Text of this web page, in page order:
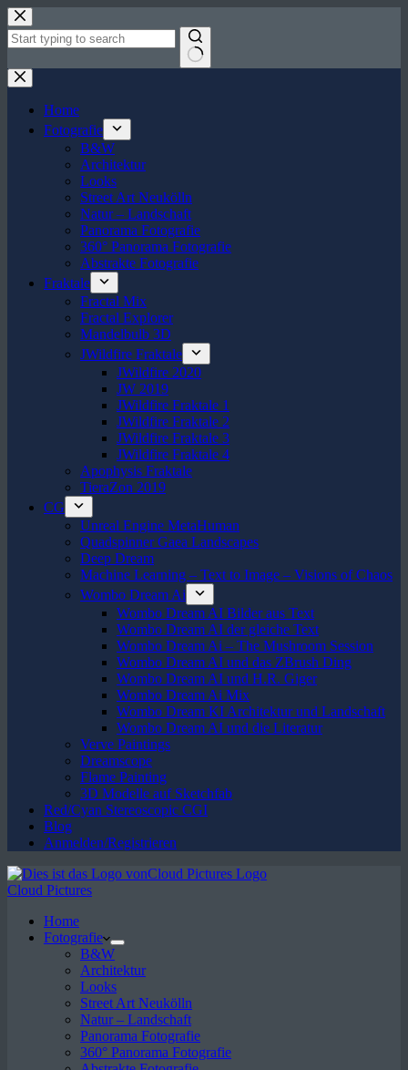
Zum
Inhalt
springen
Keine
Ergebnisse
Home
Fotografie
B&W
Architektur
Looks
Street Art Neukölln
Natur – Landschaft
Panorama Fotografie
360° Panorama Fotografie
Abstrakte Fotografie
Fraktale
Fractal Mix
Fractal Explorer
Mandelbulb 3D
JWildfire Fraktale
JWildfire 2020
JW 2019
JWildfire Fraktale 1
JWildfire Fraktale 2
JWildfire Fraktale 3
JWildfire Fraktale 4
Apophysis Fraktale
TieraZon 2019
CG
Unreal Engine MetaHuman
Quadspinner Gaea Landscapes
Deep Dream
Machine Learning – Text to Image – Visions of Chaos
Wombo Dream Ai
Wombo Dream AI Bilder aus Text
Wombo Dream AI der gleiche Text
Wombo Dream Ai – The Mushroom Session
Wombo Dream AI und das ZBrush Ding
Wombo Dream AI und H.R. Giger
Wombo Dream Ai Mix
Wombo Dream KI Architektur und Landschaft
Wombo Dream AI und die Literatur
Verve Paintings
Dreamscope
Flame Painting
3D Modelle auf Sketchfab
Red/Cyan Stereoscopic CGI
Blog
Anmelden/Registrieren
Cloud Pictures
Home
Fotografie
B&W
Architektur
Looks
Street Art Neukölln
Natur – Landschaft
Panorama Fotografie
360° Panorama Fotografie